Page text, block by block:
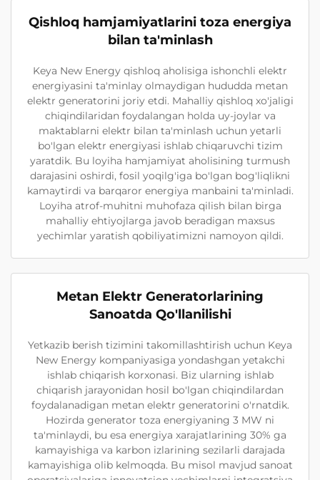
Qishloq hamjamiyatlarini toza energiya
bilan ta'minlash
Keya New Energy qishloq aholisiga ishonchli elektr
energiyasini ta'minlay olmaydigan hududda metan
elektr generatorini joriy etdi. Mahalliy qishloq xo'jaligi
chiqindilaridan foydalangan holda uy-joylar va
maktablarni elektr bilan ta'minlash uchun yetarli
bo'lgan elektr energiyasi ishlab chiqaruvchi tizim
yaratdik. Bu loyiha hamjamiyat aholisining turmush
darajasini oshirdi, fosil yoqilg'iga bo'lgan bog'liqlikni
kamaytirdi va barqaror energiya manbaini ta'minladi.
Loyiha atrof-muhitni muhofaza qilish bilan birga
mahalliy ehtiyojlarga javob beradigan maxsus
yechimlar yaratish qobiliyatimizni namoyon qildi.
Metan Elektr Generatorlarining
Sanoatda Qo'llanilishi
Yetkazib berish tizimini takomillashtirish uchun Keya
New Energy kompaniyasiga yondashgan yetakchi
ishlab chiqarish korxonasi. Biz ularning ishlab
chiqarish jarayonidan hosil bo'lgan chiqindilardan
foydalanadigan metan elektr generatorini o'rnatdik.
Hozirda generator toza energiyaning 3 MW ni
ta'minlaydi, bu esa energiya xarajatlarining 30% ga
kamayishiga va karbon izlarining sezilarli darajada
kamayishiga olib kelmoqda. Bu misol mavjud sanoat